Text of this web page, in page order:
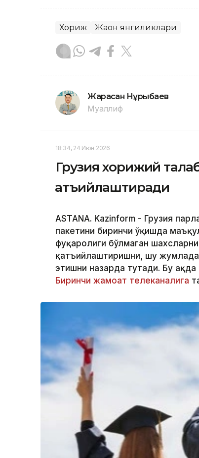
Хориж Жаҳон янгиликлари
Жарасқан Нұрыбаев
Муаллиф
18:34, 24 Июн 2026
Грузия хорижий
қатъийлаштиради
ASTANA. Kazinform - Грузия
пакетини биринчи ўқишда
фуқаролиги бўлмаган
қатъийлаштиришни, шу
этишни назарда тутади. Бу
Биринчи жамоат телеканалига